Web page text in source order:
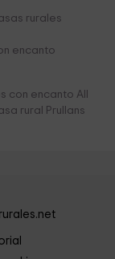
rurales
encanto
con encanto All
rural Prullans